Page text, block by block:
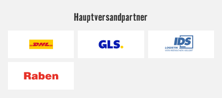
Hauptversandpartner